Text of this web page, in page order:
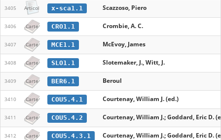
3405 Articol x-sca1.1 Scazzoso, Piero
3406 Carte CRO1.1 Crombie, A. C.
3407 Carte MCE1.1 McEvoy, James
3408 Carte SLO1.1 Slotemaker, J., Witt, J.
3409 Carte BER6.1 Beroul
3410 Carte COU5.4.1 Courtenay, William J. (ed.)
3411 Carte COU5.4.2 Courtenay, William J.; Goddard, Eric D.
3412 Carte COU5.4.3.1 Courtenay, William J.; Goddard, Eric D.